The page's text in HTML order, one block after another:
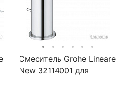
Смеситель Grohe Lineare
New 32114001 для